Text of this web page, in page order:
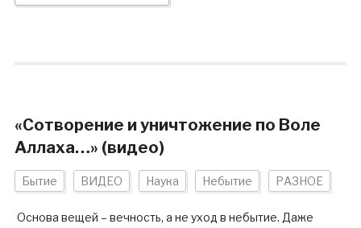
«Сотворение и уничтожение по Воле
Аллаха…» (видео)
Бытие ВИДЕО Наука Небытие РАЗНОЕ
Основа вещей – вечность, а не уход в небытие. Даже